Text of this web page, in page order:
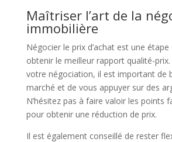
Maîtriser l’art de la
immobilière
Négocier le prix d’achat est une
obtenir le meilleur rapport qualité-
votre négociation, il est important de
marché et de vous appuyer sur des
N’hésitez pas à faire valoir les points
pour obtenir une réduction de prix.
Il est également conseillé de rester